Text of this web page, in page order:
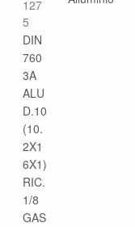
127
5
DIN
760
3A
ALU
D.10
(10.
2X1
6X1)
RIC.
1/8
GAS